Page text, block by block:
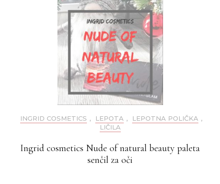
INGRID COSMETICS , LEPOTA , LEPOTNA POLIČKA ,
LIČILA
Ingrid cosmetics Nude of natural beauty paleta
senčil za oči